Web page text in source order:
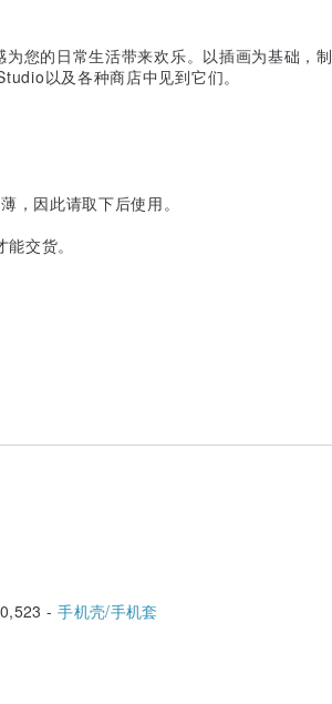
您的日常生活带来欢乐。以插画为基础，制
以及各种商店中见到它们。
，因此请取下后使用。
交货。
-手机壳/手机套